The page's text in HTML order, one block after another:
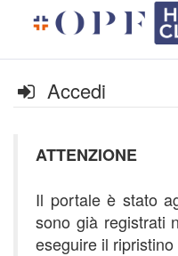
Accedi
ATTENZIONE
Il portale è stato
sono già registrati
eseguire il